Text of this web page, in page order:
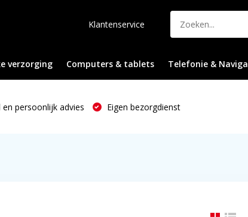
Klantenservice
verzorging Computers & tablets Telefonie &
persoonlijk advies Eigen bezorgdienst